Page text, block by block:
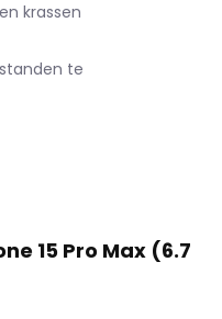
krassen
te
15 Pro Max (6.7